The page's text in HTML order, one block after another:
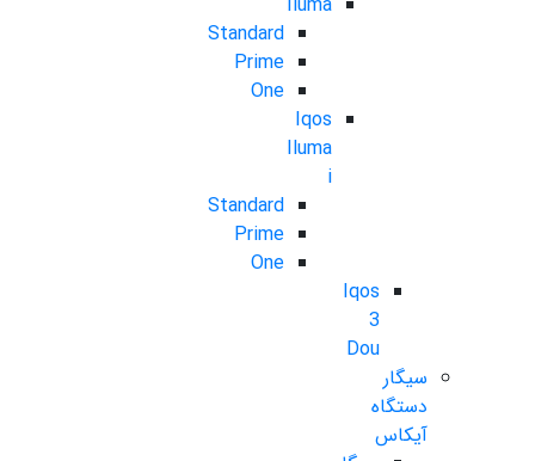
Standard
Prime
One
Iqos
Iluma
i
Standard
Prime
One
Iqos
3
Dou
سیگار
دستگاه
آیکاس